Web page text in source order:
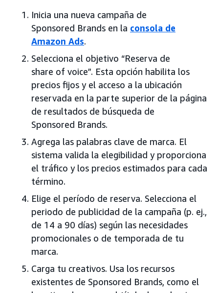
Inicia una nueva campaña de
Sponsored Brands en la consola de
Amazon Ads.
Selecciona el objetivo “Reserva de
share of voice”. Esta opción habilita los
precios fijos y el acceso a la ubicación
reservada en la parte superior de la página
de resultados de búsqueda de
Sponsored Brands.
Agrega las palabras clave de marca. El
sistema valida la elegibilidad y proporciona
el tráfico y los precios estimados para cada
término.
Elige el período de reserva. Selecciona el
periodo de publicidad de la campaña (p. ej.,
de 14 a 90 días) según las necesidades
promocionales o de temporada de tu
marca.
Carga tu creativos. Usa los recursos
existentes de Sponsored Brands, como el